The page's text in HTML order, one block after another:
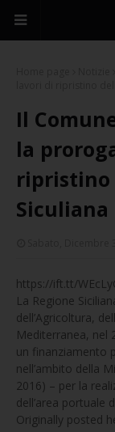
Il
la
ripristino
https://ift.tt/
La Regione
dell’Agricoltura,
Mediterranea, nel
un finanziamento
nell’ambito della
2016) – per la
dell’area portuale
Originally posted